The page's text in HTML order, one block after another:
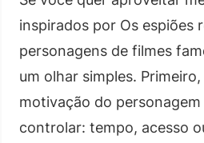
inspirados por Os espiões
personagens de filmes
um olhar simples.
motivação do
controlar: tempo, acesso